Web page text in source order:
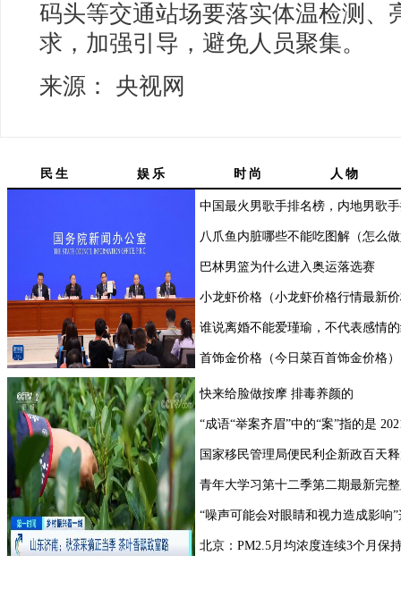
码头等交通站场要落实体温检测、
求，加强引导，避免人员聚集。
来源： 央视网